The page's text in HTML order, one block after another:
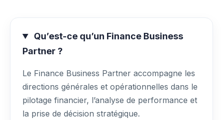
Qu’est-ce qu’un Finance Business
Partner ?
Le Finance Business Partner accompagne les
directions générales et opérationnelles dans le
pilotage financier, l’analyse de performance et
la prise de décision stratégique.